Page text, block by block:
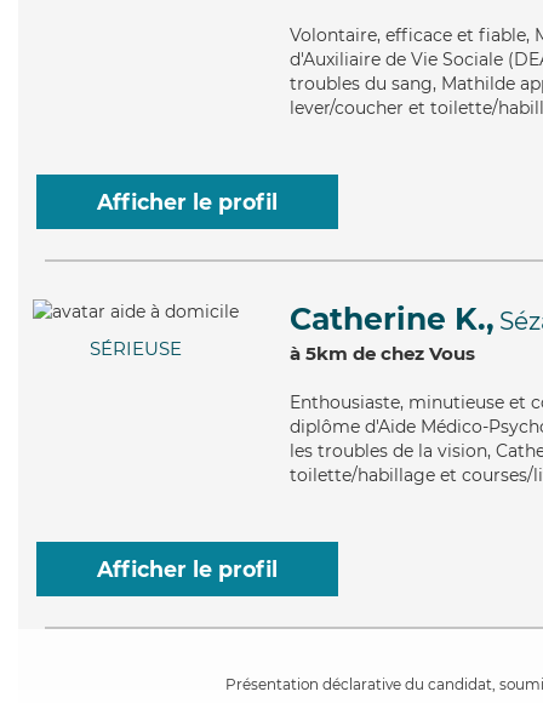
Volontaire, efficace et fiable,
d'Auxiliaire de Vie Sociale
troubles du sang, Mathilde
lever/coucher et toilette/
Afficher le profil
SÉRIEUSE
Catherine K.,
à 5km de chez Vous
Enthousiaste, minutieuse et
diplôme d'Aide Médico-
les troubles de la vision,
toilette/habillage et courses/
Afficher le profil
Présentation déclarative du candidat,